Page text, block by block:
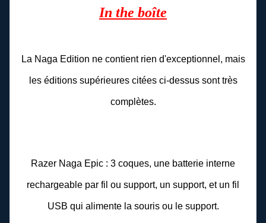
In the boîte
La Naga Edition ne contient rien d'exceptionnel, mais
les éditions supérieures citées ci-dessus sont très
complètes.
Razer Naga Epic : 3 coques, une batterie interne
rechargeable par fil ou support, un support, et un fil
USB qui alimente la souris ou le support.